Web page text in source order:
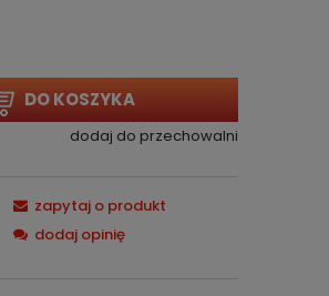
DO KOSZYKA
dodaj do przechowalni
zapytaj o produkt
dodaj opinię